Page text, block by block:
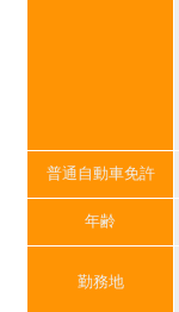
普通自動車免許
年齢
勤務地